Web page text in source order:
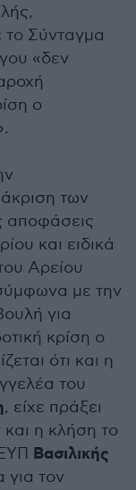
το Σύνταγμα
«δεν
ο
των
αποφάσεις
και ειδικά
Αρείου
με την
για
κρίση ο
ότι και η
του
, είχε πράξει
η κλήση το
Βασιλικής
για τον